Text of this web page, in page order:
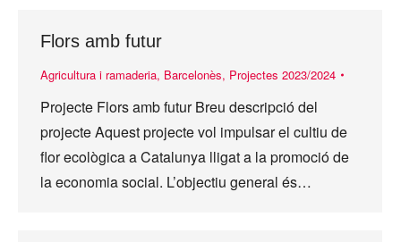
Flors amb futur
Agricultura i ramaderia, Barcelonès, Projectes 2023/2024
Projecte Flors amb futur Breu descripció del
projecte Aquest projecte vol impulsar el cultiu de
flor ecològica a Catalunya lligat a la promoció de
la economia social. L’objectiu general és…